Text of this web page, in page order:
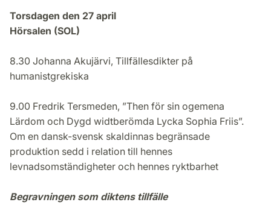
Torsdagen den 27 april
Hörsalen (SOL)
8.30 Johanna Akujärvi, Tillfällesdikter på
humanistgrekiska
9.00 Fredrik Tersmeden, ”Then för sin ogemena
Lärdom och Dygd widtberömda Lycka Sophia Friis”.
Om en dansk-svensk skaldinnas begränsade
produktion sedd i relation till hennes
levnadsomständigheter och hennes ryktbarhet
Begravningen som diktens tillfälle